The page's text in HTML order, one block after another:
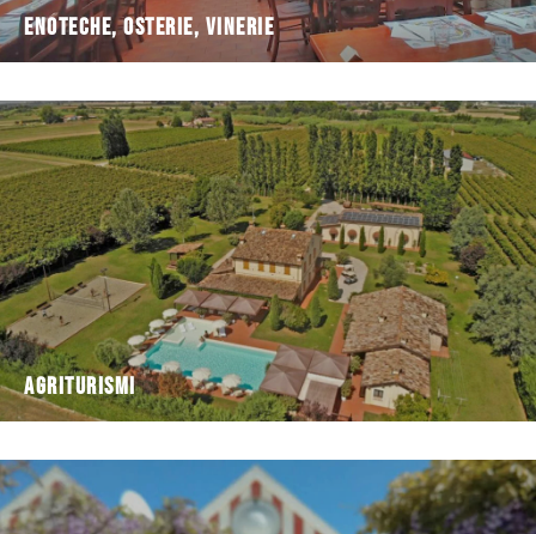
Enoteche, osterie, vinerie
Agriturismi